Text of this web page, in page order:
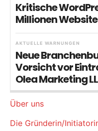
Kritische
Millionen
AKTUELLE WARNUNGEN
Neue
Vorsicht vor
Olea Marketing
Über uns
Die Gründerin/